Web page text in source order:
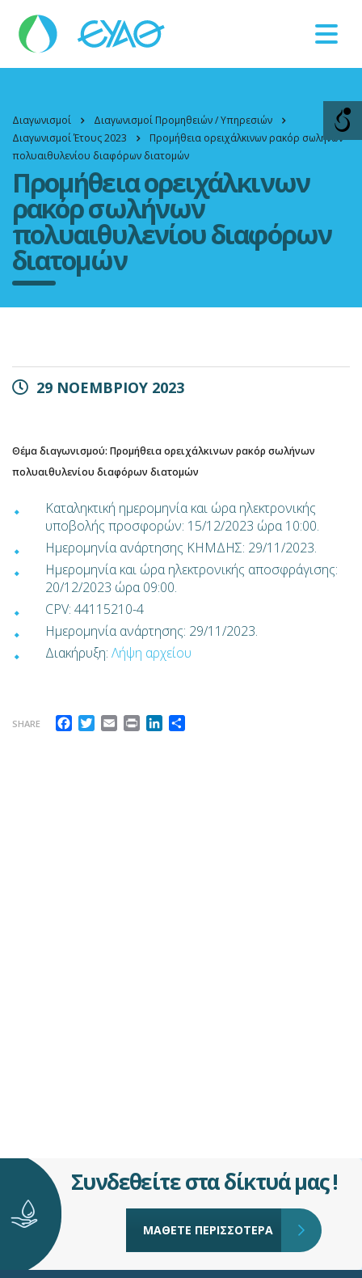
Διαγωνισμοί
Διαγωνισμοί Προμηθειών / Υπηρεσιών
Διαγωνισμοί Έτους 2023
Προμήθεια ορειχάλκινων ρακόρ σωλήνων
πολυαιθυλενίου διαφόρων διατομών
Προμήθεια ορειχάλκινων
ρακόρ σωλήνων
πολυαιθυλενίου διαφόρων
διατομών
29 ΝΟΕΜΒΡΙΟΥ 2023
Θέμα διαγωνισμού: Προμήθεια ορειχάλκινων ρακόρ σωλήνων
πολυαιθυλενίου διαφόρων διατομών
Καταληκτική ημερομηνία και ώρα ηλεκτρονικής
υποβολής προσφορών: 15/12/2023 ώρα 10:00.
Ημερομηνία ανάρτησης ΚΗΜΔΗΣ: 29/11/2023.
Ημερομηνία και ώρα ηλεκτρονικής αποσφράγισης:
20/12/2023 ώρα 09:00.
CPV: 44115210-4
Ημερομηνία ανάρτησης: 29/11/2023.
Διακήρυξη: Λήψη αρχείου
SHARE Facebook
Twitter
EmailPrintLinkedIn
Συνδεθείτε στα δίκτυά μας !
ΜΑΘΕΤΕ ΠΕΡΙΣΣΟΤΕΡΑ